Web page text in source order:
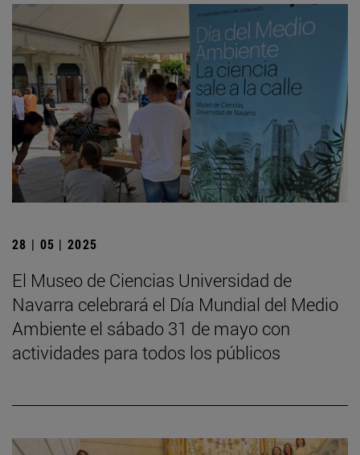
28 | 05 | 2025
El Museo de Ciencias Universidad de
Navarra celebrará el Día Mundial del Medio
Ambiente el sábado 31 de mayo con
actividades para todos los públicos